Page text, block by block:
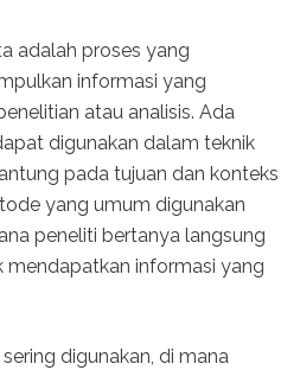
adalah proses yang
informasi yang
atau analisis. Ada
digunakan dalam teknik
pada tujuan dan konteks
yang umum digunakan
peneliti bertanya langsung
mendapatkan informasi yang
digunakan, di mana